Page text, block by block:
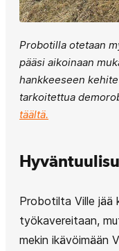
Probotilla otetaan
pääsi aikoinaan
hankkeeseen
tarkoitettua
täältä.
Probotilta Ville jää
työkavereitaan,
mekin ikävöimään